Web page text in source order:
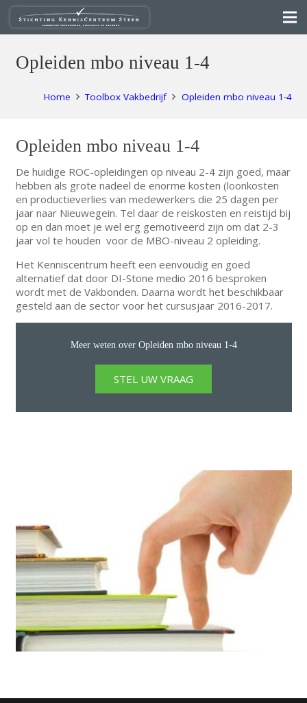
Opleiden mbo niveau 1-4
Home Toolbox Vakbedrijf Opleiden mbo niveau 1-4
Opleiden mbo niveau 1-4
De huidige ROC-opleidingen op niveau 2-4 zijn goed, maar
hebben als grote nadeel de enorme kosten (loonkosten
en productieverlies van medewerkers die 25 dagen per
jaar naar Nieuwegein. Tel daar de reiskosten en reistijd bij
op en dan moet je wel erg gemotiveerd zijn om dat 2-3
jaar vol te houden voor de MBO-niveau 2 opleiding.
Het Kenniscentrum heeft een eenvoudig en goed
alternatief dat door DI-Stone medio 2016 besproken
wordt met de Vakbonden. Daarna wordt het beschikbaar
gesteld aan de sector voor het cursusjaar 2016-2017.
Meer weten over Opleiden mbo niveau 1-4
STEL UW VRAAG